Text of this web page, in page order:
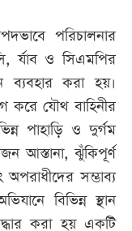
পরিচালনার
র্যাব ও সিএমপির
ব্যবহার করা হয়।
করে যৌথ বাহিনীর
পাহাড়ি ও দুর্গম
আস্তানা, ঝুঁকিপূর্ণ
সম্ভাব্য
বিভিন্ন স্থান
করা হয় একটি